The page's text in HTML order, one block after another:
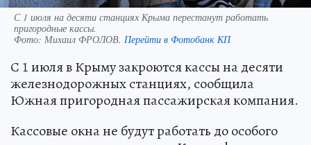
С 1 июля на десяти станциях Крыма перестанут работать
пригородные кассы.
Фото: Михаил ФРОЛОВ. Перейти в Фотобанк КП
С 1 июля в Крыму закроются кассы на десяти
железнодорожных станциях, сообщила
Южная пригородная пассажирская компания.
Кассовые окна не будут работать до особого